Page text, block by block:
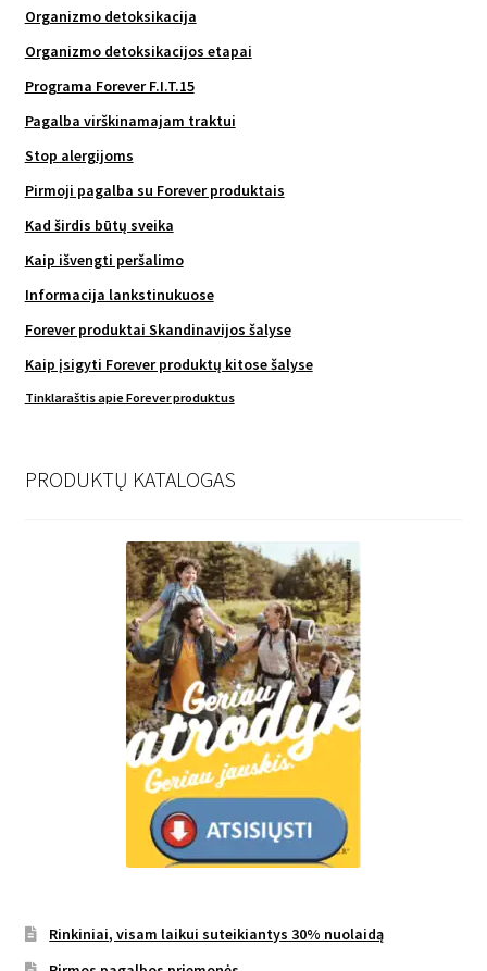
Organizmo detoksikacija
Organizmo detoksikacijos etapai
Programa Forever F.I.T.15
Pagalba virškinamajam traktui
Stop alergijoms
Pirmoji pagalba su Forever produktais
Kad širdis būtų sveika
Kaip išvengti peršalimo
Informacija lankstinukuose
Forever produktai Skandinavijos šalyse
Kaip įsigyti Forever produktų kitose šalyse
Tinklaraštis apie Forever produktus
PRODUKTŲ KATALOGAS
Rinkiniai, visam laikui suteikiantys 30% nuolaidą